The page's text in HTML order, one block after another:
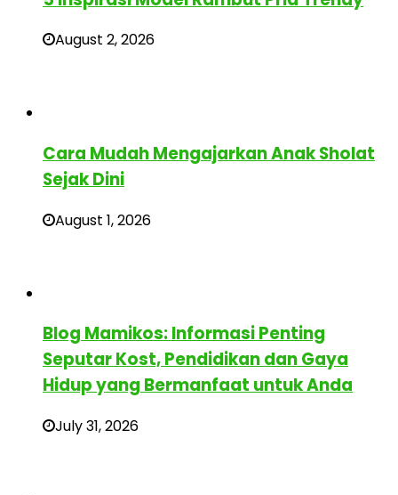
August 2, 2026
Cara Mudah Mengajarkan Anak Sholat
Sejak Dini
August 1, 2026
Blog Mamikos: Informasi Penting
Seputar Kost, Pendidikan dan Gaya
Hidup yang Bermanfaat untuk Anda
July 31, 2026